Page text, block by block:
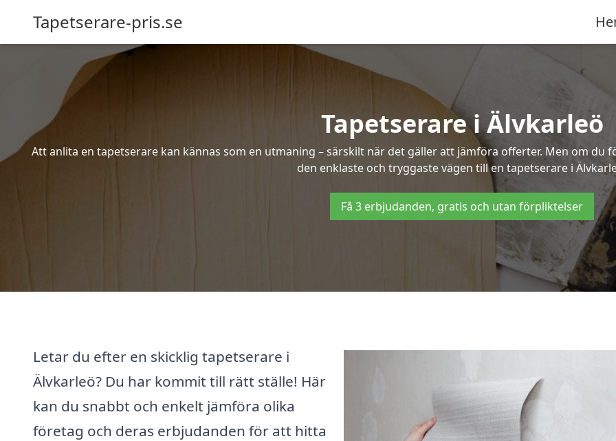
Tapetserare-pris.se
Tapetserare i Älvkarleö
Att anlita en tapetserare kan kännas som en utmaning – särskilt när det gäller att jämföra offerter. Men om
den enklaste och tryggaste vägen till en tapetserare i
Få 3 erbjudanden, gratis och utan förpliktelser
Letar du efter en skicklig tapetserare i
Älvkarleö? Du har kommit till rätt ställe! Här
kan du snabbt och enkelt jämföra olika
företag och deras erbjudanden för att hitta